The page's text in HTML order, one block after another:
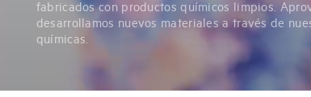
fabricados con productos químicos limpios.
desarrollamos nuevos materiales a través de
químicas.